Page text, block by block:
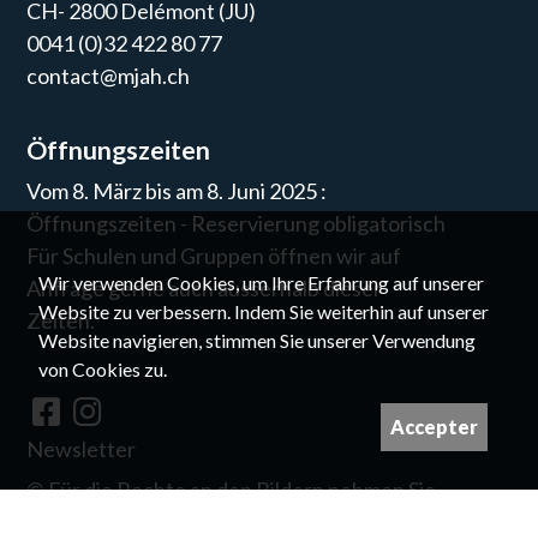
CH- 2800 Delémont (JU)
0041 (0)32 422 80 77
contact@mjah.ch
Öffnungszeiten
Vom 8. März bis am 8. Juni 2025 :
Öffnungszeiten - Reservierung obligatorisch
Für Schulen und Gruppen öffnen wir auf
Anfrage gerne auch ausserhalb dieser
Zeiten.
Newsletter
©Für die Rechte an den Bildern nehmen Sie
Wir verwenden Cookies, um Ihre Erfahrung auf unserer
Website zu verbessern. Indem Sie weiterhin auf unserer
Website navigieren, stimmen Sie unserer Verwendung
von Cookies zu.
Accepter